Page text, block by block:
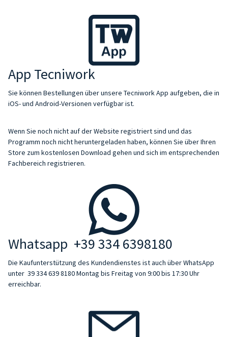
App Tecniwork
Sie können Bestellungen über unsere Tecniwork App aufgeben, die in
iOS- und Android-Versionen verfügbar ist.
Wenn Sie noch nicht auf der Website registriert sind und das
Programm noch nicht heruntergeladen haben, können Sie über Ihren
Store zum kostenlosen Download gehen und sich im entsprechenden
Fachbereich registrieren.
Whatsapp +39 334 6398180
Die Kaufunterstützung des Kundendienstes ist auch über WhatsApp
unter 39 334 639 8180Montag bis Freitag von 9:00 bis 17:30 Uhr
erreichbar.